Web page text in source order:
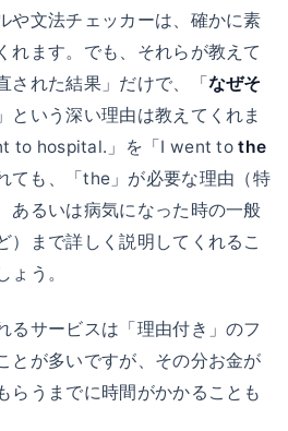
や文法チェッカーは、確かに素
れます。でも、それらが教えて
された結果」だけで、「 なぜそ
という深い理由は教えてくれま
to hospital.」を「I went tothe
ても、「the」が必要な理由（特
あるいは病気になった時の一般
）まで詳しく説明してくれるこ
ょう。
るサービスは「理由付き」のフ
とが多いですが、その分お金が
らうまでに時間がかかることも